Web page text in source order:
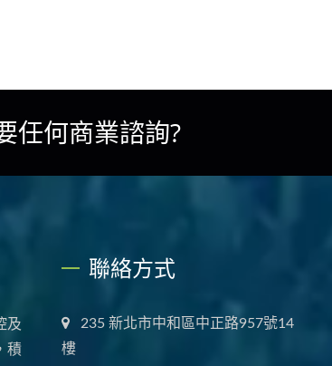
任何商業諮詢?
及
積
聯絡方式
235 新北市中和區中正路957號14
樓